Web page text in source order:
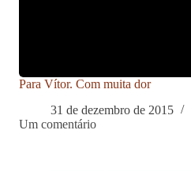
Para Vítor. Com muita dor
31 de dezembro de 2015
Um comentário